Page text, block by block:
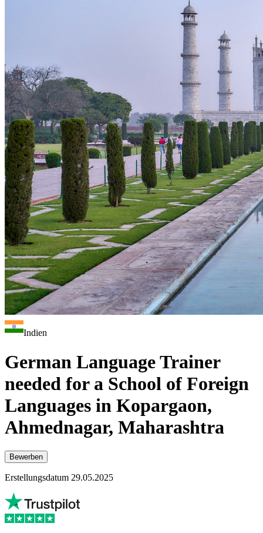
Indien
German Language Trainer
needed for a School of Foreign
Languages in Kopargaon,
Ahmednagar, Maharashtra
Bewerben
Erstellungsdatum 29.05.2025